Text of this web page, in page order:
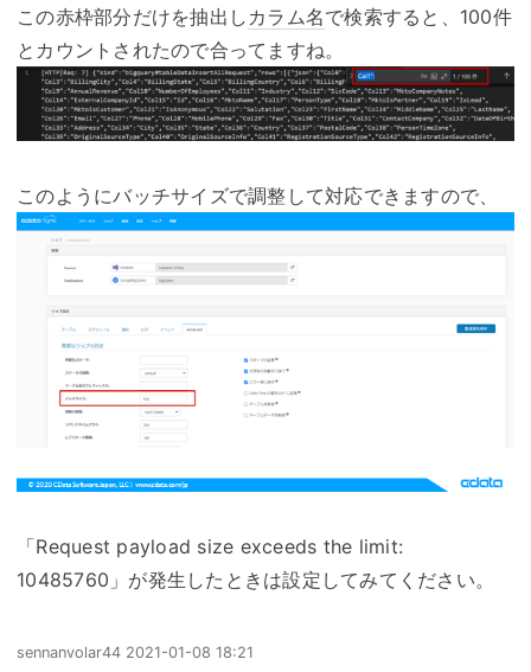
この赤枠部分だけを抽出し カラム名で検索すると、100件
とカウントされたので合ってますね。
このようにバッチサイズで調整して対応できますので、
「Request payload size exceeds the limit:
10485760」が発生したときは設定してみてください。
sennanvolar44 2021-01-08 18:21